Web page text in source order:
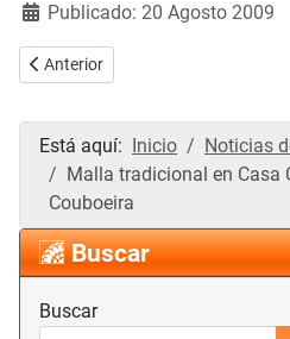
Publicado: 20 Agosto 2009
Artículo anterior: Primer festival de
Anterior
Está aquí: Inicio
Noticias
Malla tradicional en Casa
Couboeira
Buscar
Buscar